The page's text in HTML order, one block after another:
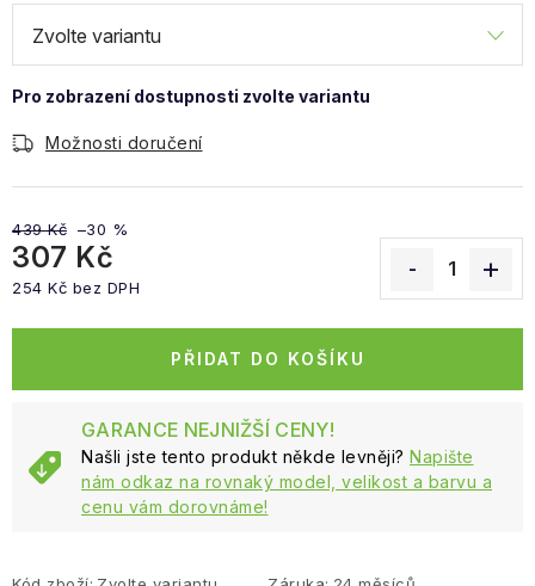
Možnosti doručení
439 Kč –30 %
307 Kč
254 Kč bez DPH
PŘIDAT DO KOŠÍKU
GARANCE NEJNIŽŠÍ CENY!
Našli jste tento produkt někde levněji? Napište
nám odkaz na rovnaký model, velikost a barvu a
cenu vám dorovnáme!